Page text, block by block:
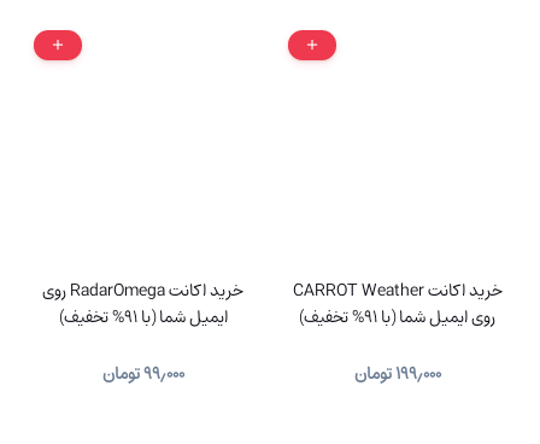
خرید اکانت CARROT Weather
روی ایمیل شما (با 91% تخفیف)
۱۹۹٫۰۰۰تومان
خرید اکانت RadarOmega روی
ایمیل شما (با 91% تخفیف)
۹۹٫۰۰۰تومان